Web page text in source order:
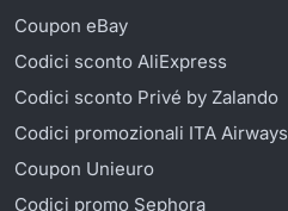
Coupon eBay
Codici sconto AliExpress
Codici sconto Privé by Zalando
Codici promozionali ITA Airways
Coupon Unieuro
Codici promo Sephora